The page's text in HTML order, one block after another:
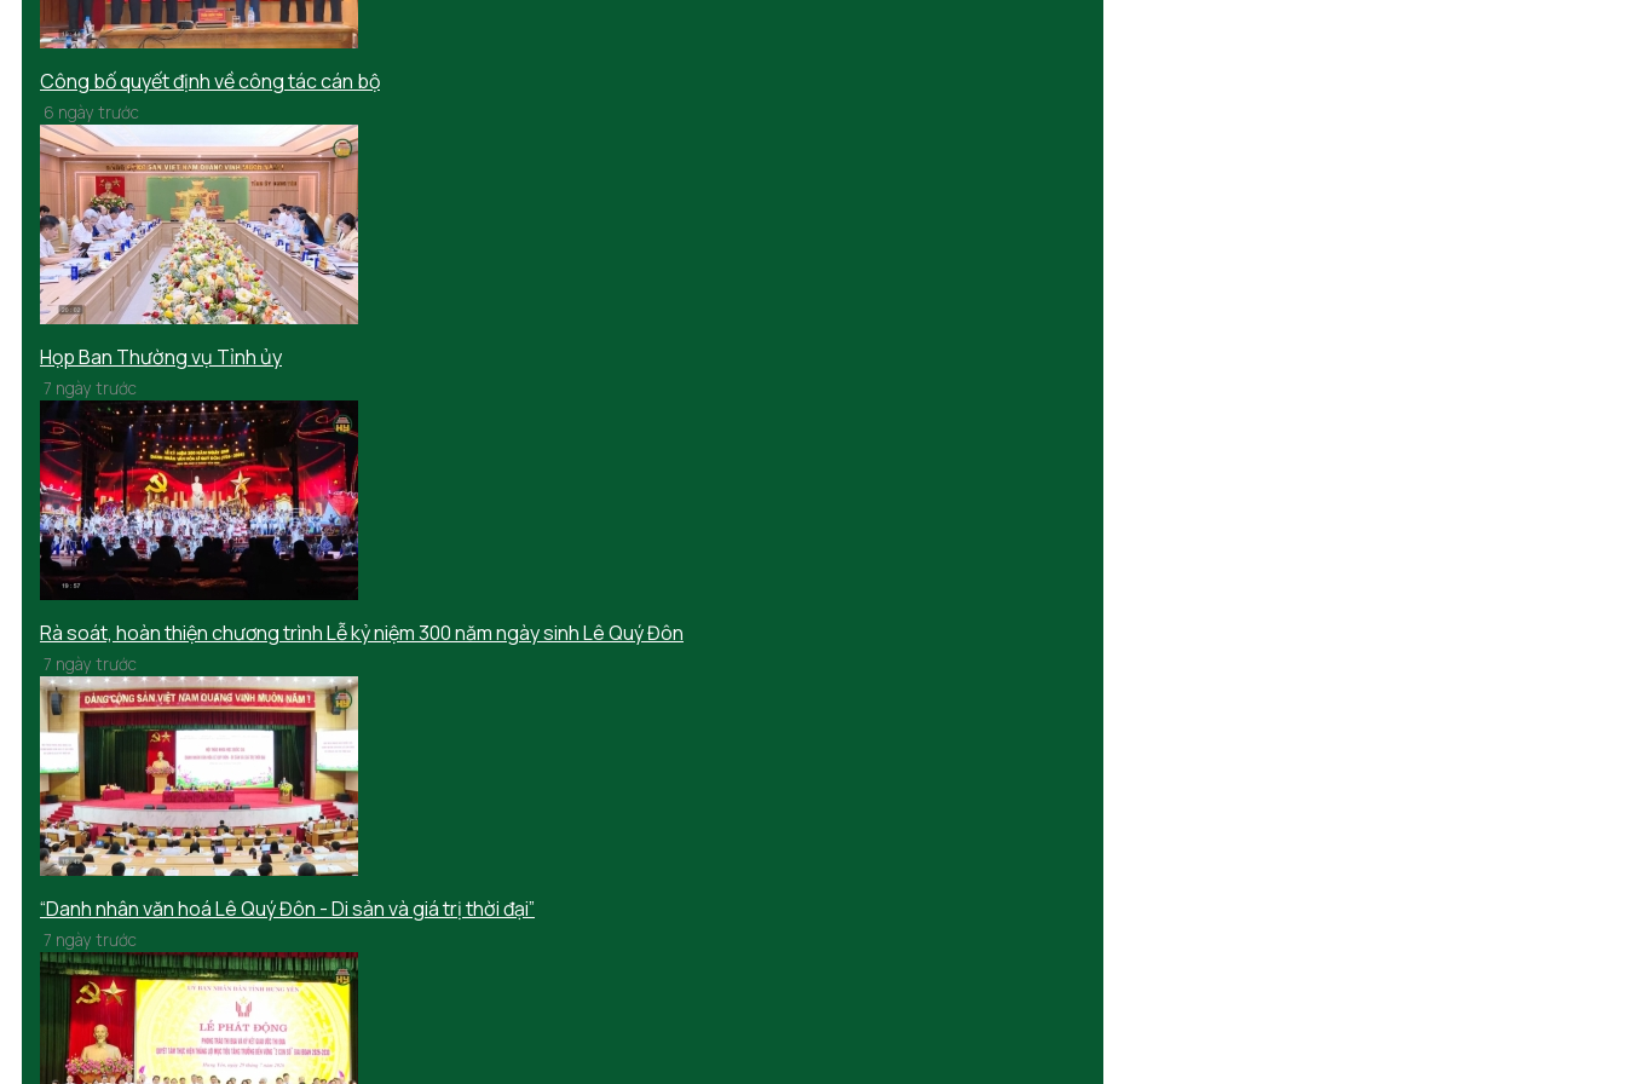
Công bố quyết định về công tác cán bộ
6 ngày trước
Họp Ban Thường vụ Tỉnh ủy
7 ngày trước
Rà soát, hoàn thiện chương trình Lễ kỷ niệm 300 năm ngày sinh Lê Quý Đôn
7 ngày trước
“Danh nhân văn hoá Lê Quý Đôn - Di sản và giá trị thời đại”
7 ngày trước